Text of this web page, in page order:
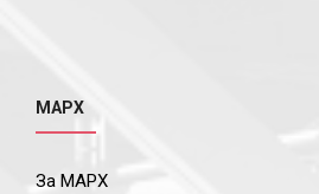
МАРХ
За МАРХ